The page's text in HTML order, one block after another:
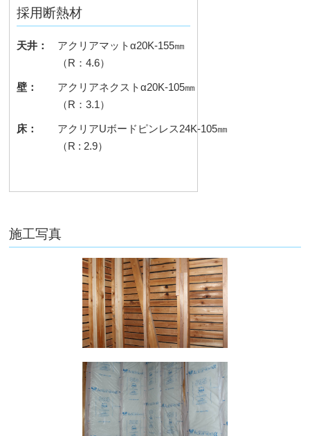
採用断熱材
天井：
アクリアマットα20K-155㎜
（R：4.6）
壁：
アクリアネクストα20K-105㎜
（R：3.1）
床：
アクリアUボードピンレス24K-105㎜
（R : 2.9）
施工写真